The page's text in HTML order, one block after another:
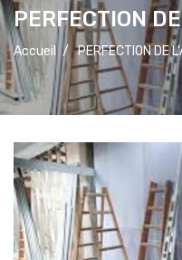
PERFECTION
Accueil / PERFECTION DE